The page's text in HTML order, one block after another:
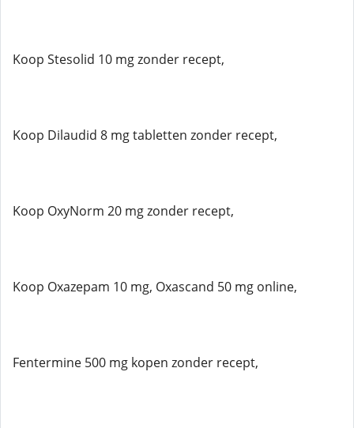
Koop Stesolid 10 mg zonder recept,
Koop Dilaudid 8 mg tabletten zonder recept,
Koop OxyNorm 20 mg zonder recept,
Koop Oxazepam 10 mg, Oxascand 50 mg online,
Fentermine 500 mg kopen zonder recept,